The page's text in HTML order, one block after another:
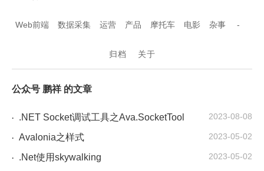
Web前端 数据采集 运营 产品 摩托车 电影 杂事 -
归档 关于
公众号 鹏祥 的文章
· .NET Socket调试工具之Ava.SocketTool 2023-08-08
· Avalonia之样式 2023-05-02
· .Net使用skywalking 2023-05-02